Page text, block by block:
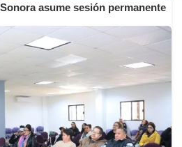
asume sesión permanente